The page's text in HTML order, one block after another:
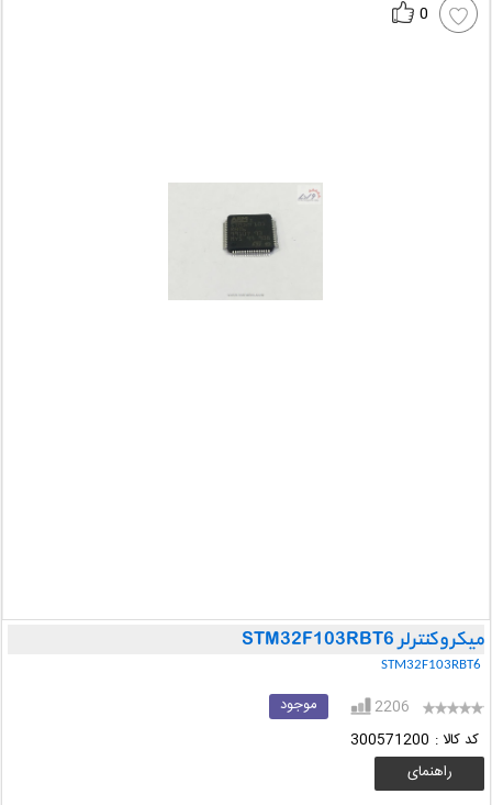
0
میکروکنترلر STM32F103RBT6
STM32F103RBT6
2206
موجود
کد کالا :
300571200
راهنمای
خرید